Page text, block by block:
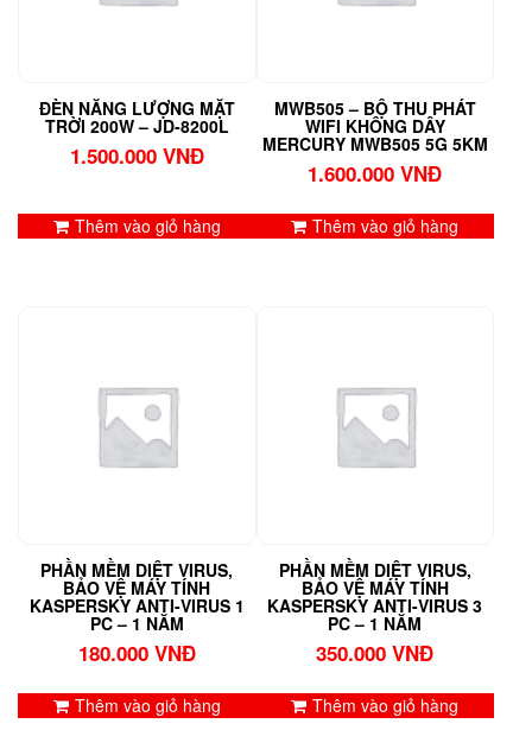
ĐÈN NĂNG LƯỢNG MẶT
TRỜI 200W – JD-8200L
1.500.000 VNĐ
Thêm vào giỏ hàng
MWB505 – BỘ THU PHÁT
WIFI KHÔNG DÂY
MERCURY MWB505 5G 5KM
1.600.000VNĐ
Thêm vào giỏ hàng
PHẦN MỀM DIỆT VIRUS,
BẢO VỆ MÁY TÍNH
KASPERSKY ANTI-VIRUS 1
PC – 1 NĂM
180.000 VNĐ
Thêm vào giỏ hàng
PHẦN MỀM DIỆT VIRUS,
BẢO VỆ MÁY TÍNH
KASPERSKY ANTI-VIRUS 3
PC – 1 NĂM
350.000VNĐ
Thêm vào giỏ hàng